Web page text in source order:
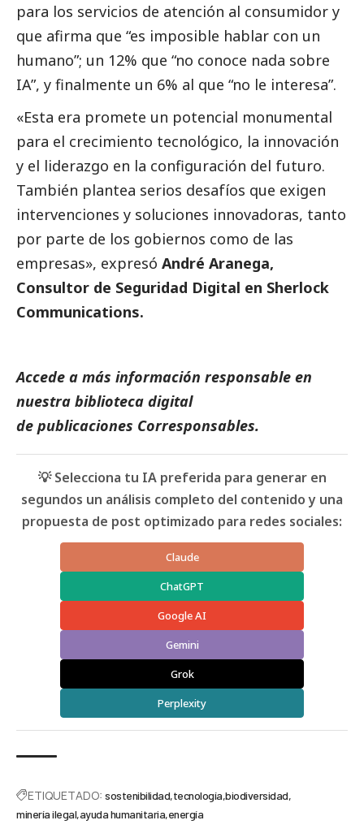
para los servicios de atención al consumidor y
que afirma que “es imposible hablar con un
humano”; un 12% que “no conoce nada sobre
IA”, y finalmente un 6% al que “no le interesa”.
«Esta era promete un potencial monumental
para el crecimiento tecnológico, la innovación
y el liderazgo en la configuración del futuro.
También plantea serios desafíos que exigen
intervenciones y soluciones innovadoras, tanto
por parte de los gobiernos como de las
empresas», expresó André Aranega,
Consultor de Seguridad Digital en Sherlock
Communications.
Accede a más información responsable en
nuestra biblioteca digital
de publicaciones Corresponsables.
💡 Selecciona tu IA preferida para generar en
segundos un análisis completo del contenido y una
propuesta de post optimizado para redes sociales:
Claude
ChatGPT
Google AI
Gemini
Grok
Perplexity
ETIQUETADO: sostenibilidad tecnología biodiversidad
minería ilegal ayuda humanitaria energía